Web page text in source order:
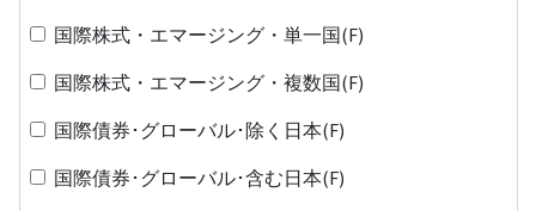
国際株式・エマージング・単一国(F)
国際株式・エマージング・複数国(F)
国際債券･グローバル･除く日本(F)
国際債券･グローバル･含む日本(F)